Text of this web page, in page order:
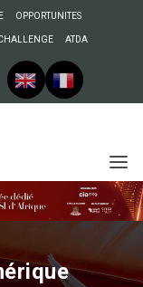
OPPORTUNITES
ATDA